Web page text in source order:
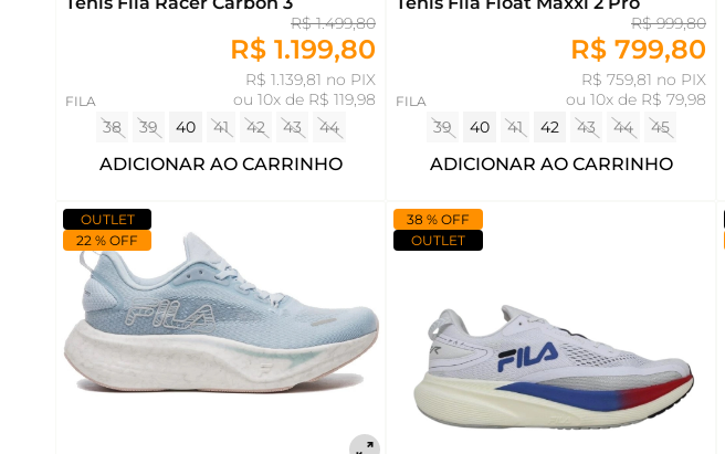
R$ 1.499,80
R$ 1.199,80
R$ 1.139,81 no PIX
ou 10x de R$ 119,98
FILA
38 39 40 41 42 43 44
ADICIONAR AO CARRINHO
R$ 999,80
R$ 799,80
R$ 759,81 no PIX
ou 10x de R$ 79,98
FILA
39 40 41 42 43 44 45
ADICIONAR AO CARRINHO
OUTLET
22 % OFF
38 % OFF
OUTLET